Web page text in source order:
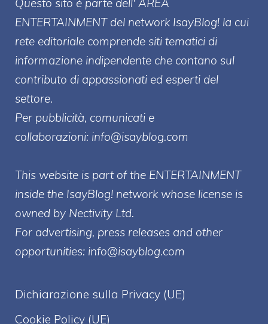
Questo sito è parte dell' AREA
ENTERTAINMENT del network IsayBlog! la cui
rete editoriale comprende siti tematici di
informazione indipendente che contano sul
contributo di appassionati ed esperti del
settore.
Per pubblicità, comunicati e
collaborazioni: info@isayblog.com
This website is part of the ENTERTAINMENT
inside the IsayBlog! network whose license is
owned by Nectivity Ltd.
For advertising, press releases and other
opportunities: info@isayblog.com
Dichiarazione sulla Privacy (UE)
Cookie Policy (UE)